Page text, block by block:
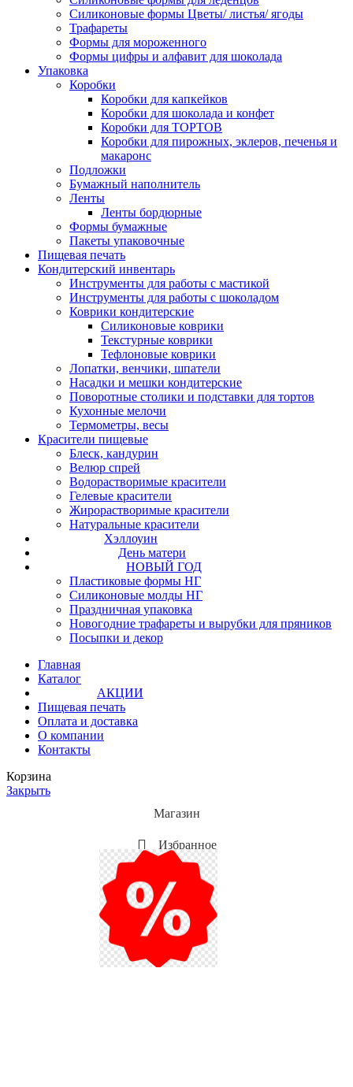
Силиконовые формы Цветы/ листья/ ягоды
Трафареты
Формы для мороженного
Формы цифры и алфавит для шоколада
Упаковка
Коробки
Коробки для капкейков
Коробки для шоколада и конфет
Коробки для ТОРТОВ
Коробки для пирожных, эклеров, печенья и
макаронс
Подложки
Бумажный наполнитель
Ленты
Ленты бордюрные
Формы бумажные
Пакеты упаковочные
Пищевая печать
Кондитерский инвентарь
Инструменты для работы с мастикой
Инструменты для работы с шоколадом
Коврики кондитерские
Силиконовые коврики
Текстурные коврики
Тефлоновые коврики
Лопатки, венчики, шпатели
Насадки и мешки кондитерские
Поворотные столики и подставки для тортов
Кухонные мелочи
Термометры, весы
Красители пищевые
Блеск, кандурин
Велюр спрей
Водорастворимые красители
Гелевые красители
Жирорастворимые красители
Натуральные красители
Хэллоуин
День матери
НОВЫЙ ГОД
Пластиковые формы НГ
Силиконовые молды НГ
Праздничная упаковка
Новогодние трафареты и вырубки для пряников
Посыпки и декор
Главная
Каталог
АКЦИИ
Пищевая печать
Оплата и доставка
О компании
Контакты
Корзина
Закрыть
Магазин
Избранное
Мой аккаунт
Акции